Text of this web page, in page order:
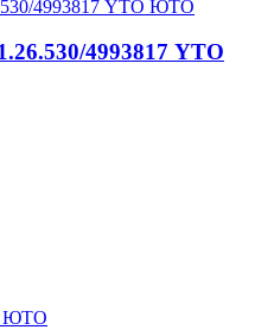
4993817 YTO